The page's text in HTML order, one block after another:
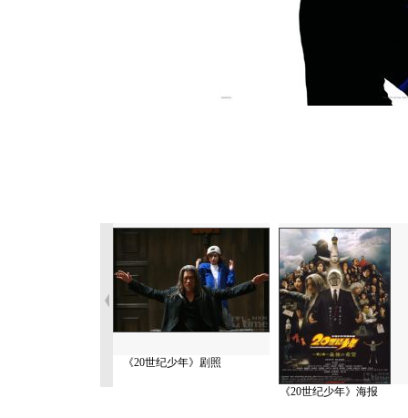
《20世纪少年》剧照
《20世纪少年》海报